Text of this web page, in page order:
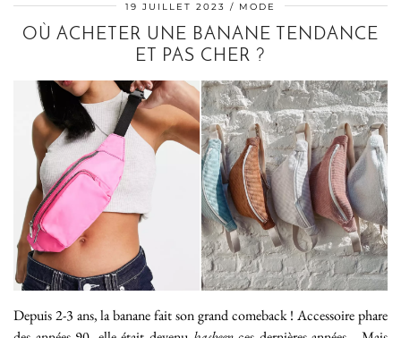
19 JUILLET 2023 MODE
OÙ ACHETER UNE BANANE TENDANCE
ET PAS CHER ?
Depuis 2-3 ans, la banane fait son grand comeback ! Accessoire phare